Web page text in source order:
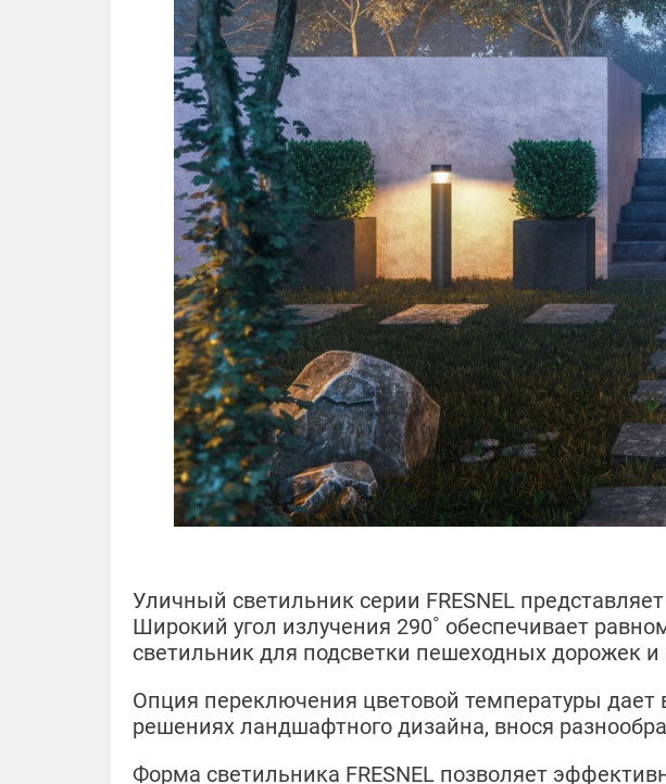
Уличный светильник серии FRESNEL
Широкий угол излучения 290˚ обеспечивает
светильник для подсветки пешеходных дорожек
Опция переключения цветовой температуры
решениях ландшафтного дизайна, внося
Форма светильника FRESNEL позволяет